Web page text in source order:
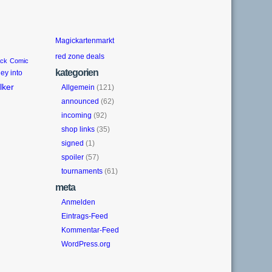
Comic
into
Magickartenmarkt
red zone deals
kategorien
Allgemein (121)
announced (62)
incoming (92)
shop links(35)
signed (1)
spoiler(57)
tournaments(61)
meta
Anmelden
Eintrags-Feed
Kommentar-Feed
WordPress.org